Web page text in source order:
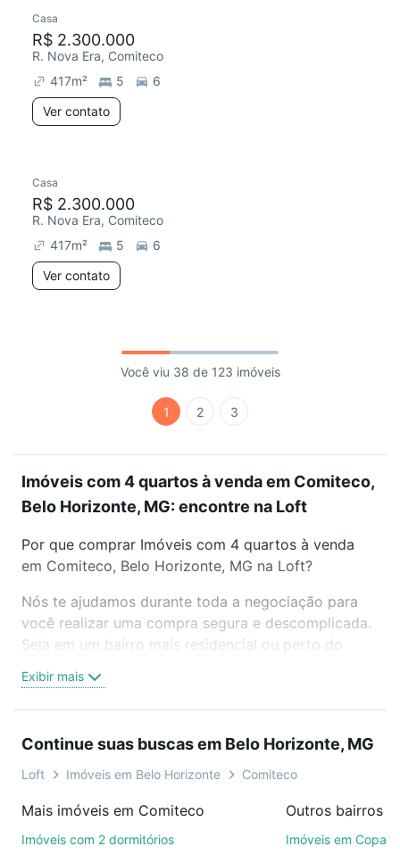
Casa
R$ 2.300.000
R. Nova Era, Comiteco
417m² 5
6
Ver contato
Casa
R$ 2.300.000
R. Nova Era, Comiteco
417m² 5
6
Ver contato
Você viu 38 de 123 imóveis
1 2 3
Imóveis com 4 quartos à venda em Comiteco,
Belo Horizonte, MG: encontre na Loft
Por que comprar Imóveis com 4 quartos à venda
em Comiteco, Belo Horizonte, MG na Loft?
Nós te ajudamos durante toda a negociação para
você realizar uma compra segura e descomplicada.
Seja em um bairro mais residencial ou perto do
oferta ideal de Imóveis com 4 quartos à venda em
Comiteco, Belo Horizonte, MG para conquistar seu
videochamada, é grátis, sem compromisso e você
ainda conta com mais de 46 mil corretores e
de imóveis.
Exibir mais
Continue suas buscas em Belo Horizonte, MG
Loft Imóveis em Belo Horizonte Comiteco
Mais imóveis em Comiteco
Imóveis com 2 dormitórios
Imóveis em